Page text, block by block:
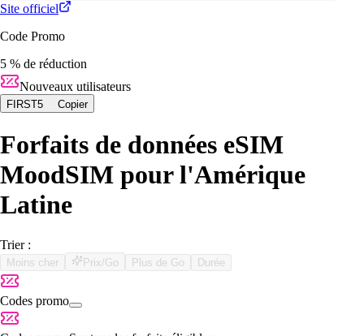
Site officiel
Code Promo
5 % de réduction
Nouveaux utilisateurs
FIRST5 Copier
Forfaits de données eSIM
MoodSIM pour l'Amérique
Latine
Trier :
Moins cher Prix/Go Plus de Go Durée
Codes promo